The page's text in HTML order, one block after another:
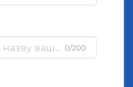
0/200